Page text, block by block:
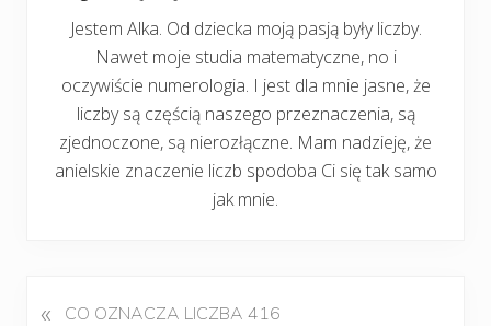
Jestem Alka. Od dziecka moją pasją były liczby.
Nawet moje studia matematyczne, no i
oczywiście numerologia. I jest dla mnie jasne, że
liczby są częścią naszego przeznaczenia, są
zjednoczone, są nierozłączne. Mam nadzieję, że
anielskie znaczenie liczb spodoba Ci się tak samo
jak mnie.
P
« CO OZNACZA LICZBA 416